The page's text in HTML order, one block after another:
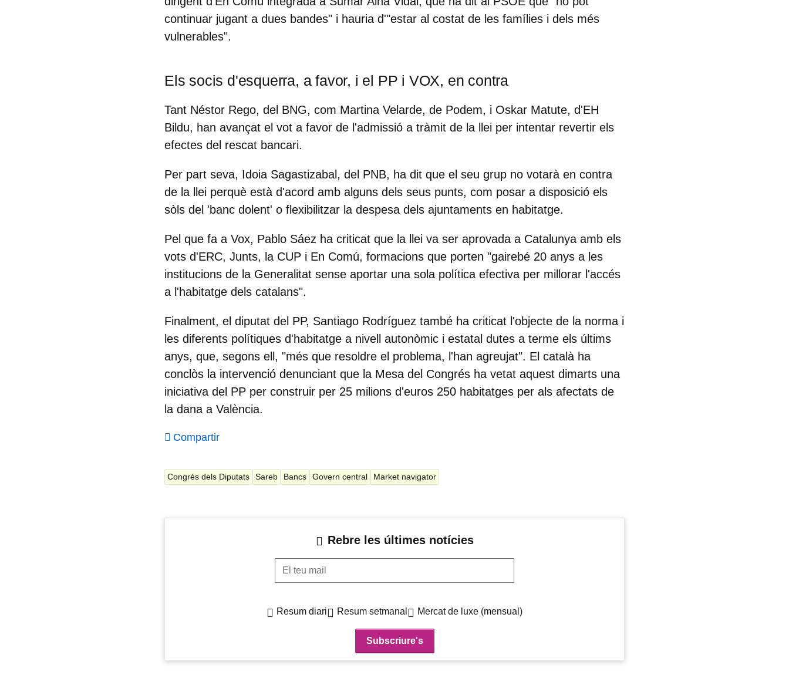
continuar jugant a dues bandes" i hauria d'"estar al costat de les famílies i dels més
vulnerables".
Els socis d'esquerra, a favor, i el PP i VOX, en contra
Tant Néstor Rego, del BNG, com Martina Velarde, de Podem, i Oskar Matute, d'EH
Bildu, han avançat el vot a favor de l'admissió a tràmit de la llei per intentar revertir els
efectes del rescat bancari.
Per part seva, Idoia Sagastizabal, del PNB, ha dit que el seu grup no votarà en contra
de la llei perquè està d'acord amb alguns dels seus punts, com posar a disposició els
sòls del 'banc dolent' o flexibilitzar la despesa dels ajuntaments en habitatge.
Pel que fa a Vox, Pablo Sáez ha criticat que la llei va ser aprovada a Catalunya amb els
vots d'ERC, Junts, la CUP i En Comú, formacions que porten "gairebé 20 anys a les
institucions de la Generalitat sense aportar una sola política efectiva per millorar l'accés
a l'habitatge dels catalans".
Finalment, el diputat del PP, Santiago Rodríguez també ha criticat l'objecte de la norma i
les diferents polítiques d'habitatge a nivell autonòmic i estatal dutes a terme els últims
anys, que, segons ell, "més que resoldre el problema, l'han agreujat". El català ha
conclòs la intervenció denunciant que la Mesa del Congrés ha vetat aquest dimarts una
iniciativa del PP per construir per 25 milions d'euros 250 habitatges per als afectats de
la dana a València.
Compartir
Congrés dels Diputats Sareb Bancs Govern central Market navigator
Rebre les últimes notícies
El teu mail
Resum diari Resum setmanal Mercat de luxe (mensual)